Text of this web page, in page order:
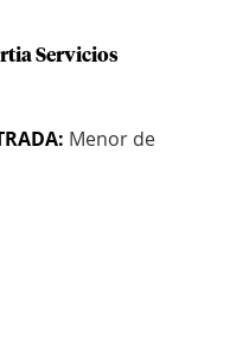
Servicios
Menor de